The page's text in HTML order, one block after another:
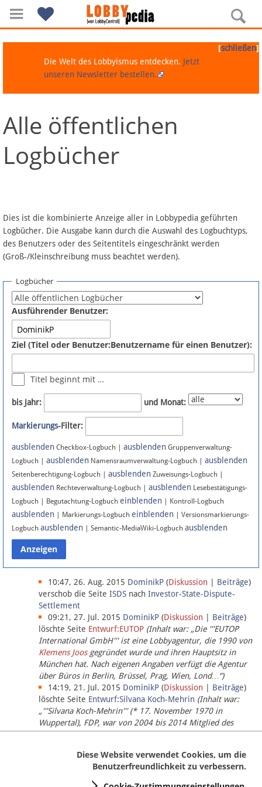
Navigation
Über Lobbypedia
Artikel nach Kategorien
FAQ
Fördermitglied werden
Fehler melden
Newsletter
Bluesky
Facebook
Instagram
Anmelden
Datenschutz
Über Lobbypedia
Impressum
[schließen]
Die Welt des Lobbyismus entdecken. Jetzt
unseren Newsletter bestellen.
Alle öffentlichen
Logbücher
Dies ist die kombinierte Anzeige aller in Lobbypedia geführten
Logbücher. Die Ausgabe kann durch die Auswahl des Logbuchtyps,
des Benutzers oder des Seitentitels eingeschränkt werden
(Groß-/Kleinschreibung muss beachtet werden).
Logbücher
Ausführender Benutzer:
Ziel (Titel oder Benutzer:Benutzername für einen Benutzer):
Titel beginnt mit …
bis Jahr: und Monat:
Markierungs-Filter:
ausblenden Checkbox-Logbuch | ausblenden Gruppenverwaltung-
Logbuch | ausblenden Namensraumverwaltung-Logbuch | ausblenden
Seitenberechtigung-Logbuch | ausblenden Zuweisungs-Logbuch |
ausblenden Rechteverwaltung-Logbuch | ausblenden Lesebestätigungs-
Logbuch | Begutachtung-Logbuch einblenden | Kontroll-Logbuch
ausblenden | Markierungs-Logbuch einblenden | Versionsmarkierungs-
Logbuch ausblenden | Semantic-MediaWiki-Logbuch ausblenden
10:47, 26. Aug. 2015 DominikP (Diskussion Beiträge)
verschob die Seite ISDS nach Investor-State-Dispute-
Settlement
09:21, 27. Jul. 2015 DominikP (Diskussion Beiträge)
löschte Seite Entwurf:EUTOP (Inhalt war: „Die '''EUTOP
International GmbH''' ist eine Lobbyagentur, die 1990 von
Klemens Joosgegründet wurde und ihren Hauptsitz in
München hat. Nach eigenen Angaben verfügt die Agentur
über Büros in Berlin, Brüssel, Prag, Wien, Lond…“)
14:19, 21. Jul. 2015 DominikP (Diskussion Beiträge)
löschte Seite Entwurf:Silvana Koch-Mehrin (Inhalt war:
„'''Silvana Koch-Mehrin''' (* 17. November 1970 in
Wuppertal), FDP, war von 2004 bis 2014 Mitglied des
Europäischen Parlaments, seit November 2014 ist sie für
Diese Website verwendet Cookies, um die
Benutzerfreundlichkeit zu verbessern.